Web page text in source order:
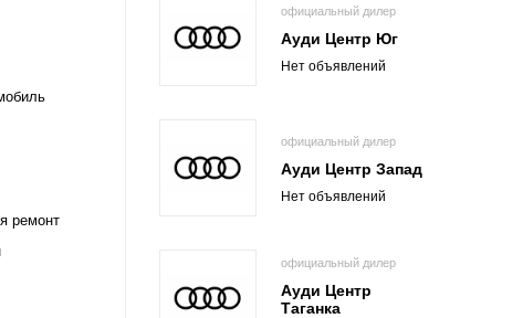
ремонт
официальный дилер
Ауди Центр Юг
Нет объявлений
официальный дилер
Ауди Центр Запад
Нет объявлений
официальный дилер
Ауди Центр
Таганка